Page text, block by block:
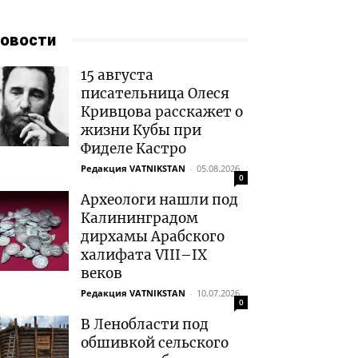
15 августа
писательница Олеся
Кривцова расскажет о
жизни Кубы при
Фиделе Кастро
Редакция VATNIKSTAN - 05.08.2026
0
Археологи нашли под
Калининградом
дирхамы Арабского
халифата VIII–IX
веков
Редакция VATNIKSTAN - 10.07.2026
0
В Ленобласти под
обшивкой сельского